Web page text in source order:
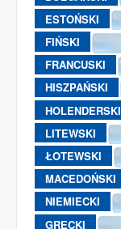
ESTOŃSKI
FIŃSKI
FRANCUSKI
HISZPAŃSKI
HOLENDERSKI
LITEWSKI
ŁOTEWSKI
MACEDOŃSKI
NIEMIECKI
GRECKI